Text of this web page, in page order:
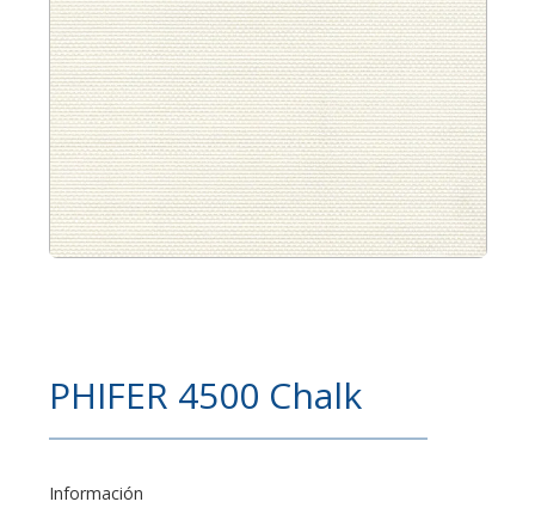
PHIFER 4500 Chalk
Información